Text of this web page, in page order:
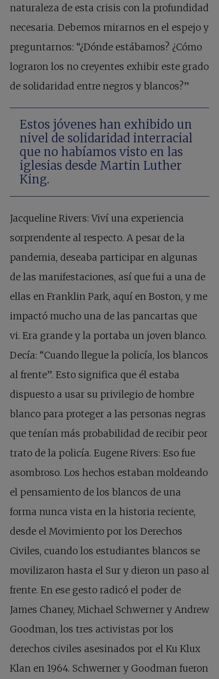
naturaleza de esta crisis con la profundidad
necesaria. Debemos mirarnos en el espejo y
preguntarnos: “¿Dónde estábamos? ¿Cómo
lograron los no creyentes exhibir este grado
de solidaridad entre negros y blancos?”
Estos jóvenes han exhibido un
nivel de solidaridad interracial
que no habíamos visto en las
iglesias desde Martin Luther
King.
Jacqueline Rivers: Viví una experiencia
sorprendente al respecto. A pesar de la
pandemia, deseaba participar en algunas
de las manifestaciones, así que fui a una de
ellas en Franklin Park, aquí en Boston, y me
impactó mucho una de las pancartas que
vi. Era grande y la portaba un joven blanco.
Decía: “Cuando llegue la policía, los blancos
al frente”. Esto significa que él estaba
dispuesto a usar su privilegio de hombre
blanco para proteger a las personas negras
que tenían más probabilidad de recibir peor
trato de la policía. Eugene Rivers: Eso fue
asombroso. Los hechos estaban moldeando
el pensamiento de los blancos de una
forma nunca vista en la historia reciente,
desde el Movimiento por los Derechos
Civiles, cuando los estudiantes blancos se
movilizaron hasta el Sur y dieron un paso al
frente. En ese gesto radicó el poder de
James Chaney, Michael Schwerner y Andrew
Goodman, los tres activistas por los
derechos civiles asesinados por el Ku Klux
Klan en 1964. Schwerner y Goodman fueron